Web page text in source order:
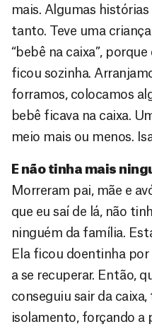
mais. Algumas
tanto. Teve uma
“bebê na caixa”,
ficou sozinha.
forramos, colocamos
bebê ficava na caixa.
meio mais ou menos.
E não tinha mais
Morreram pai, mãe e
que eu saí de lá, não
ninguém da família.
Ela ficou doentinha
a se recuperar. Então,
conseguiu sair da
isolamento, forçando a